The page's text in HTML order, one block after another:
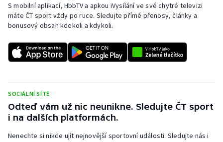
S mobilní aplikací, HbbTV a apkou iVysílání ve své chytré televizi
máte ČT sport vždy po ruce. Sledujte přímé přenosy, články a
bonusový obsah kdekoli a kdykoli.
SOCIÁLNÍ SÍTĚ
Odteď vám už nic neunikne. Sledujte ČT sport
i na dalších platformách.
Nenechte si nikde ujít nejnovější sportovní události. Sledujte nás i